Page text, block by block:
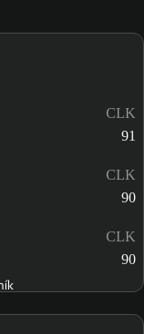
CLK
91
CLK
90
CLK
90